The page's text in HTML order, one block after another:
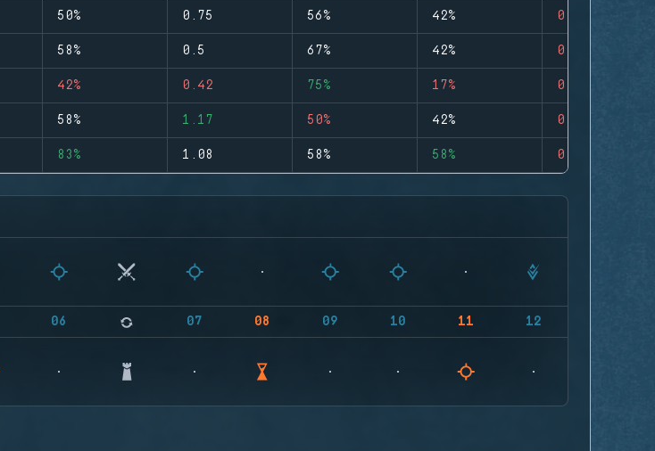
50% 0.75 56% 42% 0
58% 0.5 67% 42% 0
42% 0.42 75% 17% 0
58% 1.17 50% 42% 0
83% 1.08 58% 58% 0
06 07 08 09 10 11 12